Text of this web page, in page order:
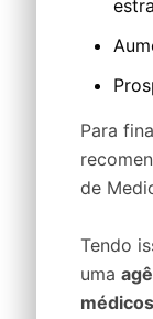
Para
de
Tendo
uma
médicos